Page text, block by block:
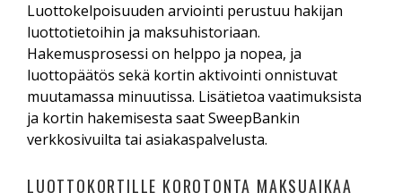
Luottokelpoisuuden arviointi perustuu hakijan
luottotietoihin ja maksuhistoriaan.
Hakemusprosessi on helppo ja nopea, ja
luottopäätös sekä kortin aktivointi onnistuvat
muutamassa minuutissa. Lisätietoa vaatimuksista
ja kortin hakemisesta saat SweepBankin
verkkosivuilta tai asiakaspalvelusta.
LUOTTOKORTILLE KOROTONTA MAKSUAIKAA